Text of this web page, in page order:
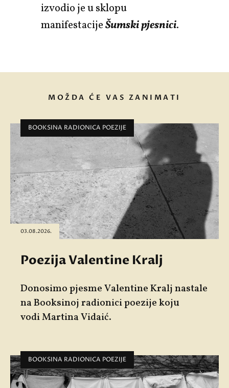
izvodio je u sklopu
manifestacijeŠumski pjesnici.
MOŽDA ĆE VAS ZANIMATI
BOOKSINA RADIONICA POEZIJE
03.08.2026.
Poezija Valentine Kralj
Donosimo pjesmeValentine Kraljnastale
na Booksinoj radionici poezije koju
vodiMartina Vidaić.
BOOKSINA RADIONICA POEZIJE